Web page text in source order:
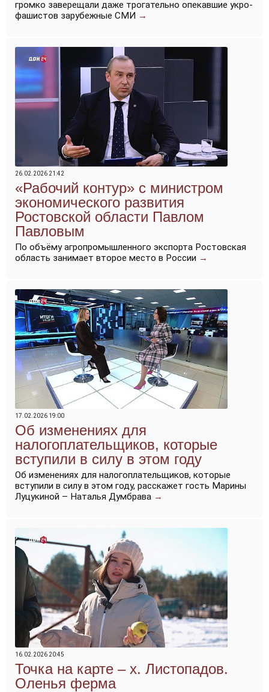
громко заверещали даже трогательно опекавшие укро-
фашистов зарубежные СМИ →
26.02.2026 21:42
«Рабочий контур» с министром
экономического развития
Ростовской области Павлом
Павловым
По объёму агропромышленного экспорта Ростовская
область занимает второе место в России →
17.02.2026 19:00
Об изменениях для
налогоплательщиков, которые
вступили в силу в этом году
Об изменениях для налогоплательщиков, которые
вступили в силу в этом году, расскажет гость Марины
Луцукиной – Наталья Думбрава →
16.02.2026 20:45
Точка на карте – х. Листопадов.
Оленья ферма